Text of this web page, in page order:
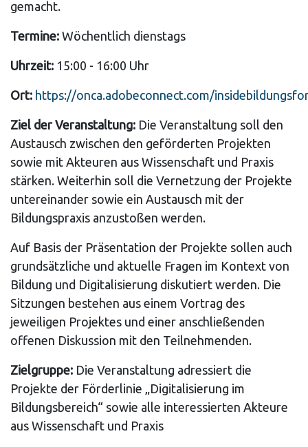
gemacht.
Termine: Wöchentlich dienstags
Uhrzeit: 15:00 - 16:00 Uhr
Ort: https://onca.adobeconnect.com/
Ziel der Veranstaltung: Die Veranstaltung soll den
Austausch zwischen den geförderten Projekten
sowie mit Akteuren aus Wissenschaft und Praxis
stärken. Weiterhin soll die Vernetzung der Projekte
untereinander sowie ein Austausch mit der
Bildungspraxis anzustoßen werden.
Auf Basis der Präsentation der Projekte sollen auch
grundsätzliche und aktuelle Fragen im Kontext von
Bildung und Digitalisierung diskutiert werden. Die
Sitzungen bestehen aus einem Vortrag des
jeweiligen Projektes und einer anschließenden
offenen Diskussion mit den Teilnehmenden.
Zielgruppe: Die Veranstaltung adressiert die
Projekte der Förderlinie „Digitalisierung im
Bildungsbereich“ sowie alle interessierten Akteure
aus Wissenschaft und Praxis